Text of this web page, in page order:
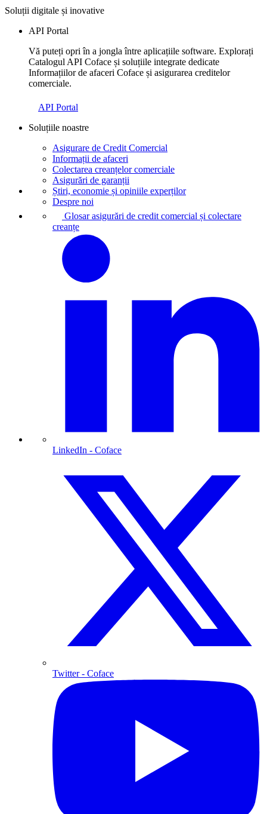
Soluții digitale și inovative
API Portal
Vă puteți opri în a jongla între aplicațiile software. Explorați
Catalogul API Coface și soluțiile integrate dedicate
Informațiilor de afaceri Coface și asigurarea creditelor
comerciale.
API Portal
Soluțiile noastre
Asigurare de Credit Comercial
Informații de afaceri
Colectarea creanțelor comerciale
Asigurări de garanții
Știri, economie și opiniile experților
Despre noi
Glosar asigurări de credit comercial și colectare
creanțe
LinkedIn - Coface
Twitter- Coface